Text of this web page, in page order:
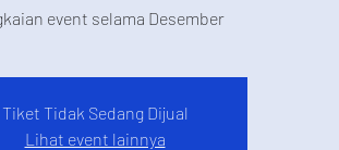
event selama Desember
Tiket Tidak Sedang Dijual
Lihat event lainnya